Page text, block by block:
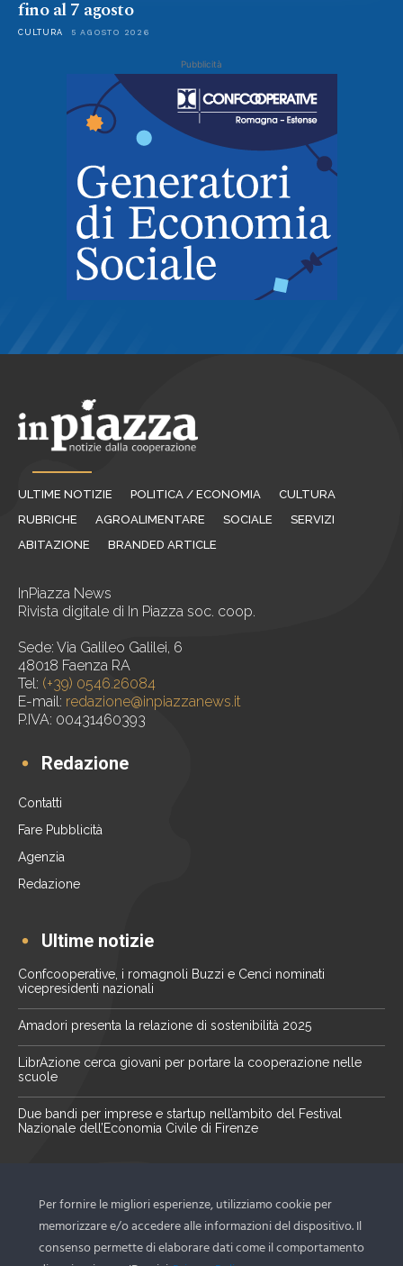
fino al 7 agosto
CULTURA 5 AGOSTO 2026
Pubblicità
ULTIME NOTIZIE POLITICA / ECONOMIA
CULTURA
RUBRICHE
AGROALIMENTARE SOCIALE
SERVIZI
ABITAZIONE
BRANDED ARTICLE
InPiazza News
Rivista digitale di In Piazza soc. coop.
Sede: Via Galileo Galilei, 6
48018 Faenza RA
Tel: (+39) 0546.26084
E-mail: redazione@inpiazzanews.it
P.IVA: 00431460393
Redazione
Contatti
Fare Pubblicità
Agenzia
Redazione
Ultime notizie
Confcooperative, i romagnoli Buzzi e Cenci nominati
vicepresidenti nazionali
Amadori presenta la relazione di sostenibilità 2025
LibrAzione cerca giovani per portare la cooperazione nelle
scuole
Due bandi per imprese e startup nell’ambito del Festival
Nazionale dell’Economia Civile di Firenze
Scopri le ultime novità del territorio tramite la nostra
newsletter
Per fornire le migliori esperienze, utilizziamo cookie per
memorizzare e/o accedere alle informazioni del dispositivo. Il
consenso permette di elaborare dati come il comportamento